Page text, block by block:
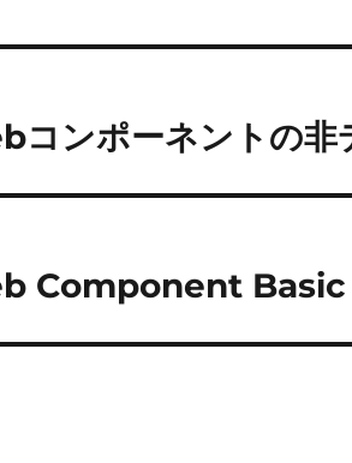
ンポーネントの非
Component Basic